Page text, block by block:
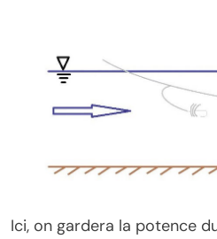
Ici, on gardera la potence